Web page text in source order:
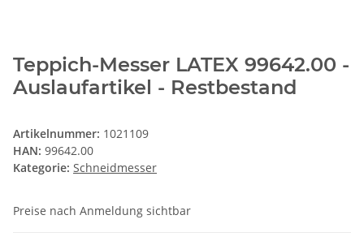
Teppich-Messer LATEX 99642.00 -
Auslaufartikel - Restbestand
Artikelnummer: 1021109
HAN: 99642.00
Kategorie: Schneidmesser
Preise nach Anmeldung sichtbar